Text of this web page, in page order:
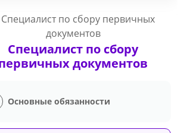
Специалист по сбору
документов
Основные обязанности